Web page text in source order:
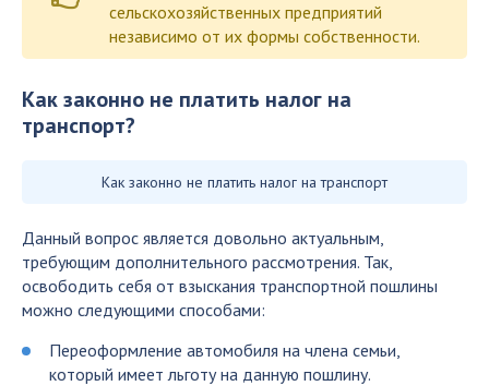
сельскохозяйственных предприятий
независимо от их формы собственности.
Как законно не платить налог на
транспорт?
Как законно не платить налог на транспорт
Данный вопрос является довольно актуальным,
требующим дополнительного рассмотрения. Так,
освободить себя от взыскания транспортной пошлины
можно следующими способами:
Переоформление автомобиля на члена семьи,
который имеет льготу на данную пошлину.